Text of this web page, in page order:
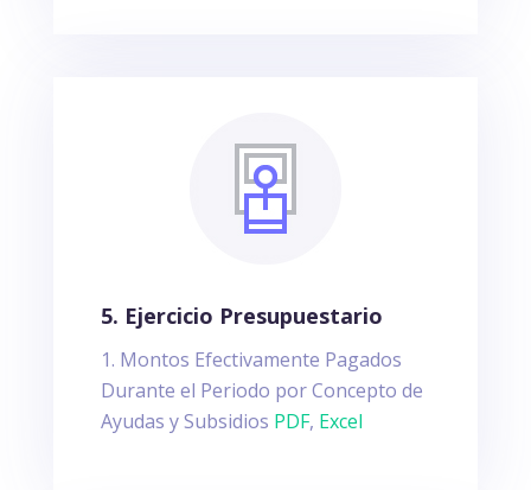
5. Ejercicio Presupuestario
Montos Efectivamente Pagados
Durante el Periodo por Concepto de
Ayudas y Subsidios PDF, Excel